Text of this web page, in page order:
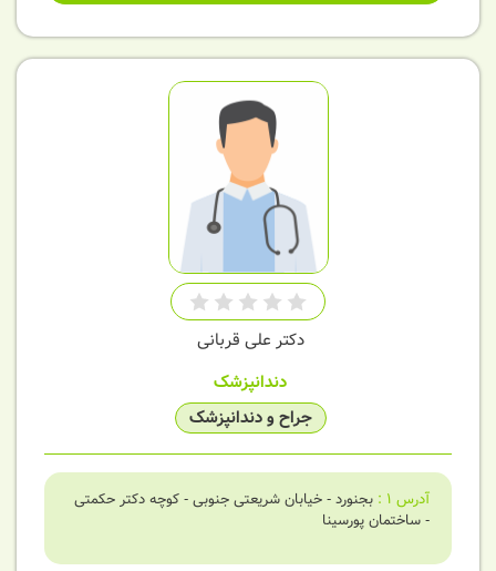
دکتر علی قربانی
دندانپزشک
جراح و دندانپزشک
آدرس 1
: بجنورد - خیابان شریعتی جنوبی - کوچه دکتر حکمتی
- ساختمان پورسینا